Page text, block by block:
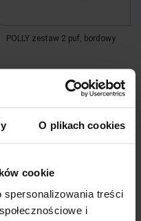
O plikach cookies
cookie
treści
i
POLLY zestaw 2 puf, bordowy
do koszyka